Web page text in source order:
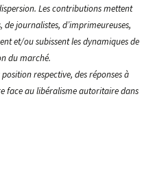
Les contributions mettent
de journalistes, d’imprimeureuses,
et/ou subissent les dynamiques de
du marché.
respective, des réponses à
face au libéralisme autoritaire dans